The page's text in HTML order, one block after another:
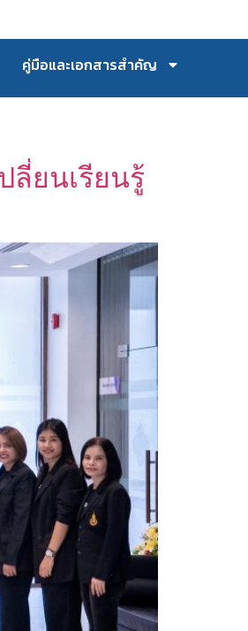
คู่มือและเอกสารสำคัญ
ลี่ยนเรียนรู้